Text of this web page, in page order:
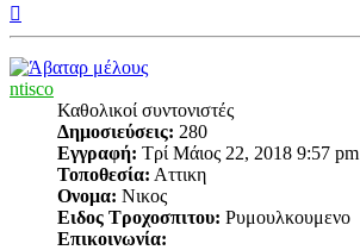
ntisco
Καθολικοί συντονιστές
Δημοσιεύσεις: 280
Εγγραφή: Τρί Μάιος 22, 2018 9:57 pm
Τοποθεσία: Αττικη
Ονομα: Νικος
Ειδος Τροχοσπιτου: Ρυμουλκουμενο
Επικοινωνία: